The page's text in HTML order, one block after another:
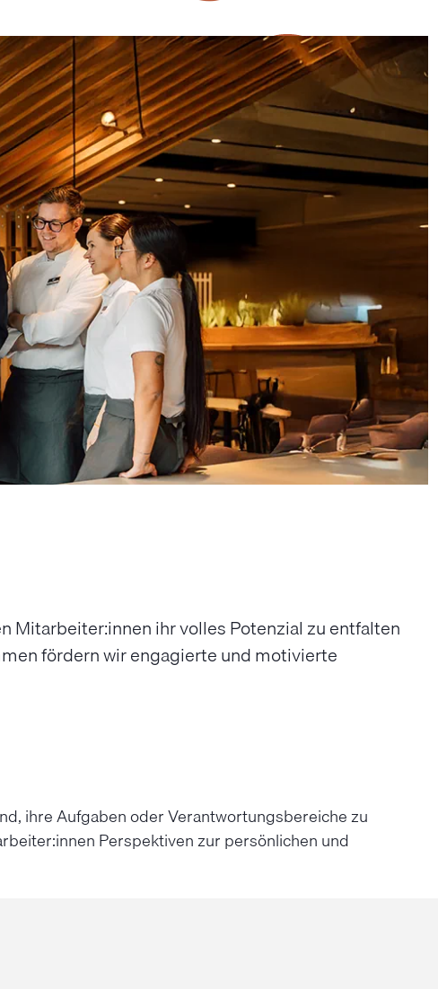
SV Group
ihr volles Potenzial zu entfalten
fördern wir engagierte und motivierte
ihre Aufgaben oder Verantwortungsbereiche zu
Perspektiven zur persönlichen und